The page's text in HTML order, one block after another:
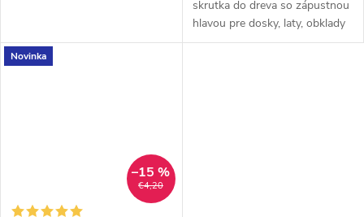
skrutka do dreva so zápustnou
hlavou pre dosky, laty, obklady
a bežné dielenské montáže.Na
Novinka
€4,20
–15 %